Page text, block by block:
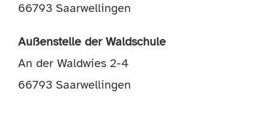
66793 Saarwellingen
Außenstelle der Waldschule
An der Waldwies 2-4
66793 Saarwellingen